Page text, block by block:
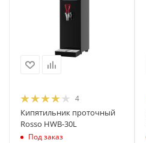
4
Кипятильник проточный
Rosso HWB-30L
Под заказ